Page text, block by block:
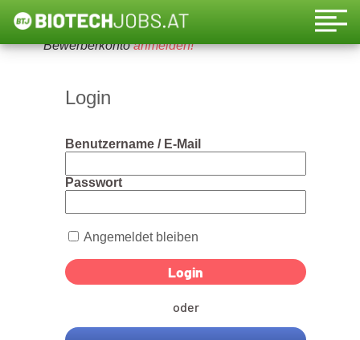
Um diese Funktion nutzen zu können, bitte ein
Bewerberkontoanmelden!
Login
Benutzername / E-Mail
Passwort
Angemeldet bleiben
oder